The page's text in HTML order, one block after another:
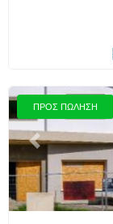
ΠΡΟΣ ΠΩΛΗΣΗ
Προηγούμενο